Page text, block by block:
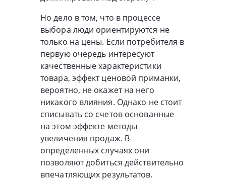
Но дело в том, что в процессе
выбора люди ориентируются не
только на цены. Если потребителя в
первую очередь интересуют
качественные характеристики
товара, эффект ценовой приманки,
вероятно, не окажет на него
никакого влияния. Однако не стоит
списывать со счетов основанные
на этом эффекте методы
увеличения продаж. В
определенных случаях они
позволяют добиться действительно
впечатляющих результатов.